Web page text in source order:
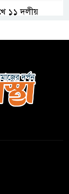
১১ দলীয়
কথা বলার
ক্ষোভ
দিবসের
হামলা